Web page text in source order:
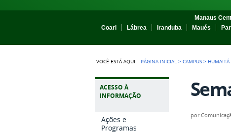
Manaus
Coari
Lábrea Iranduba Maués
VOCÊ ESTÁ AQUI: PÁGINA INICIAL >CAMPUS > HUMAITÁ
ACESSO À
INFORMAÇÃO
Ações e
Programas
por